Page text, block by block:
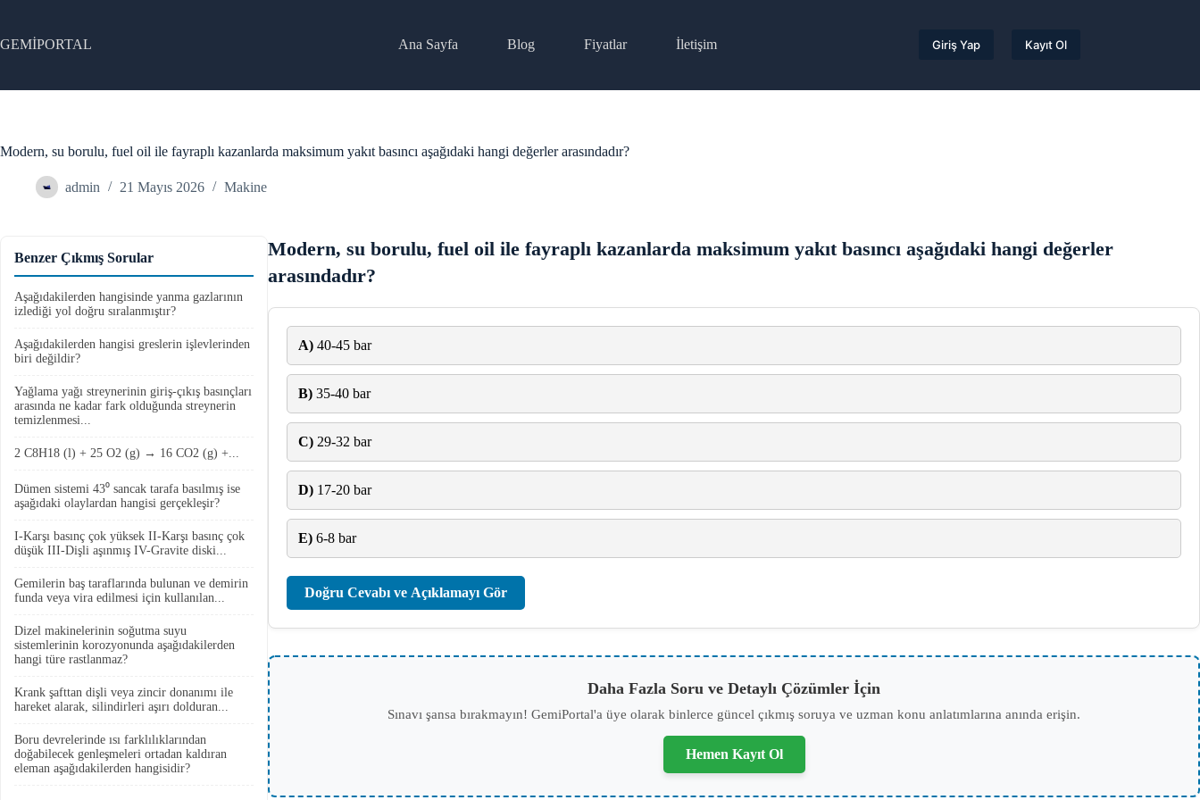
content
GEMİPORTAL Ana Sayfa Blog Fiyatlar İletişim Giriş Yap Kayıt Ol
Modern, su borulu, fuel oil ile fayraplı kazanlarda maksimum yakıt basıncı aşağıdaki hangi değerler arasındadır?
admin 21 Mayıs 2026 Makine
Modern, su borulu, fuel oil ile fayraplı kazanlarda maksimum yakıt basıncı aşağıdaki hangi değerler
arasındadır?
A) 40-45 bar
B) 35-40 bar
C) 29-32 bar
D) 17-20 bar
E) 6-8 bar
Doğru Cevabı ve Açıklamayı Gör
Daha Fazla Soru ve Detaylı Çözümler İçin
Sınavı şansa bırakmayın! GemiPortal'a üye olarak binlerce güncel çıkmış soruya ve uzman konu anlatımlarına anında erişin.
Hemen Kayıt Ol
Benzer Çıkmış Sorular
Aşağıdakilerden hangisinde yanma gazlarının
izlediği yol doğru sıralanmıştır?
Aşağıdakilerden hangisi greslerin işlevlerinden
biri değildir?
Yağlama yağı streynerinin giriş-çıkış basınçları
arasında ne kadar fark olduğunda streynerin
temizlenmesi...
2 C8H18 (l) + 25 O2 (g) → 16 CO2 (g) +...
Dümen sistemi 43⁰ sancak tarafa basılmış ise
aşağıdaki olaylardan hangisi gerçekleşir?
I-Karşı basınç çok yüksek II-Karşı basınç çok
düşük III-Dişli aşınmış IV-Gravite diski...
Gemilerin baş taraflarında bulunan ve demirin
funda veya vira edilmesi için kullanılan...
Dizel makinelerinin soğutma suyu
sistemlerinin korozyonunda aşağıdakilerden
hangi türe rastlanmaz?
Krank şafttan dişli veya zincir donanımı ile
hareket alarak, silindirleri aşırı dolduran...
Boru devrelerinde ısı farklılıklarından
doğabilecek genleşmeleri ortadan kaldıran
eleman aşağıdakilerden hangisidir?